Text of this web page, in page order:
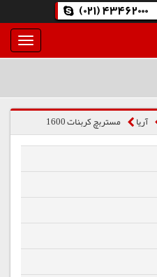
(021) 43462000
بار
و
آریا مستربچ کربنات 1600